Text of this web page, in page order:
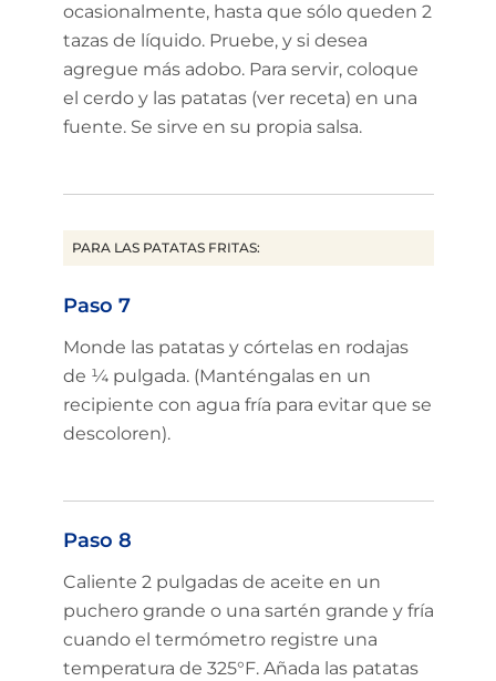
ocasionalmente, hasta que sólo queden 2
tazas de líquido. Pruebe, y si desea
agregue más adobo. Para servir, coloque
el cerdo y las patatas (ver receta) en una
fuente. Se sirve en su propia salsa.
PARA LAS PATATAS FRITAS:
Paso 7
Monde las patatas y córtelas en rodajas
de ¼ pulgada. (Manténgalas en un
recipiente con agua fría para evitar que se
descoloren).
Paso 8
Caliente 2 pulgadas de aceite en un
puchero grande o una sartén grande y fría
cuando el termómetro registre una
temperatura de 325°F. Añada las patatas